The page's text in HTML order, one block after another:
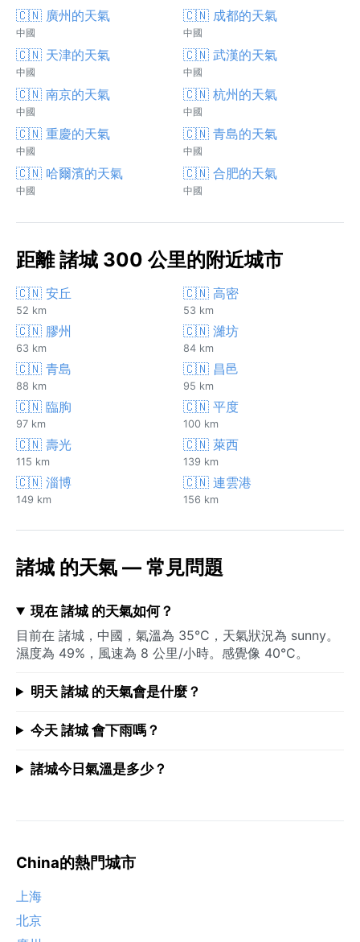
🇨🇳 廣州的天氣
中國
🇨🇳 成都的天氣
中國
🇨🇳 天津的天氣
中國
🇨🇳 武漢的天氣
中國
🇨🇳 南京的天氣
中國
🇨🇳 杭州的天氣
中國
🇨🇳 重慶的天氣
中國
🇨🇳 青島的天氣
中國
🇨🇳 哈爾濱的天氣
中國
🇨🇳 合肥的天氣
中國
距離 諸城 300 公里的附近城市
🇨🇳 安丘
52 km
🇨🇳 高密
53 km
🇨🇳 膠州
63 km
🇨🇳 濰坊
84 km
🇨🇳 青島
88 km
🇨🇳 昌邑
95 km
🇨🇳 臨朐
97 km
🇨🇳 平度
100 km
🇨🇳 壽光
115 km
🇨🇳 萊西
139 km
🇨🇳 淄博
149 km
🇨🇳 連雲港
156 km
諸城 的天氣 — 常見問題
現在 諸城 的天氣如何？
目前在 諸城，中國，氣溫為 35°C，天氣狀況為 sunny。
濕度為 49%，風速為 8 公里/小時。感覺像 40°C。
明天 諸城 的天氣會是什麼？
今天 諸城 會下雨嗎？
諸城今日氣溫是多少？
China的熱門城市
上海
北京